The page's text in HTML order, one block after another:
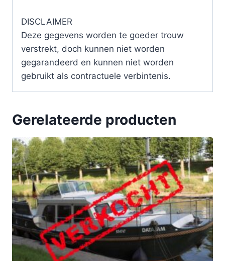
DISCLAIMER
Deze gegevens worden te goeder trouw
verstrekt, doch kunnen niet worden
gegarandeerd en kunnen niet worden
gebruikt als contractuele verbintenis.
Gerelateerde producten